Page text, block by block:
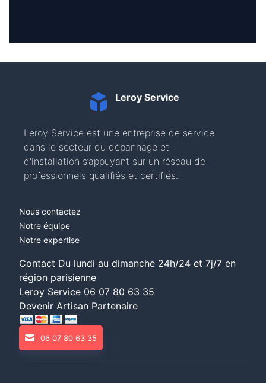
Leroy Service
Leroy Service est une entreprise de service
dans le secteur du dépannage et
d'installation s’appuyant sur un réseau de
professionnels qualifiés et certifiés.
Nous contactez
Notre équipe
Notre expertise
Contact Du lundi au dimanche 24h/24 et 7j/7 en
région parisienne
Leroy Service 06 07 80 63 35
Devenir Artisan Partenaire
06 07 80 63 35